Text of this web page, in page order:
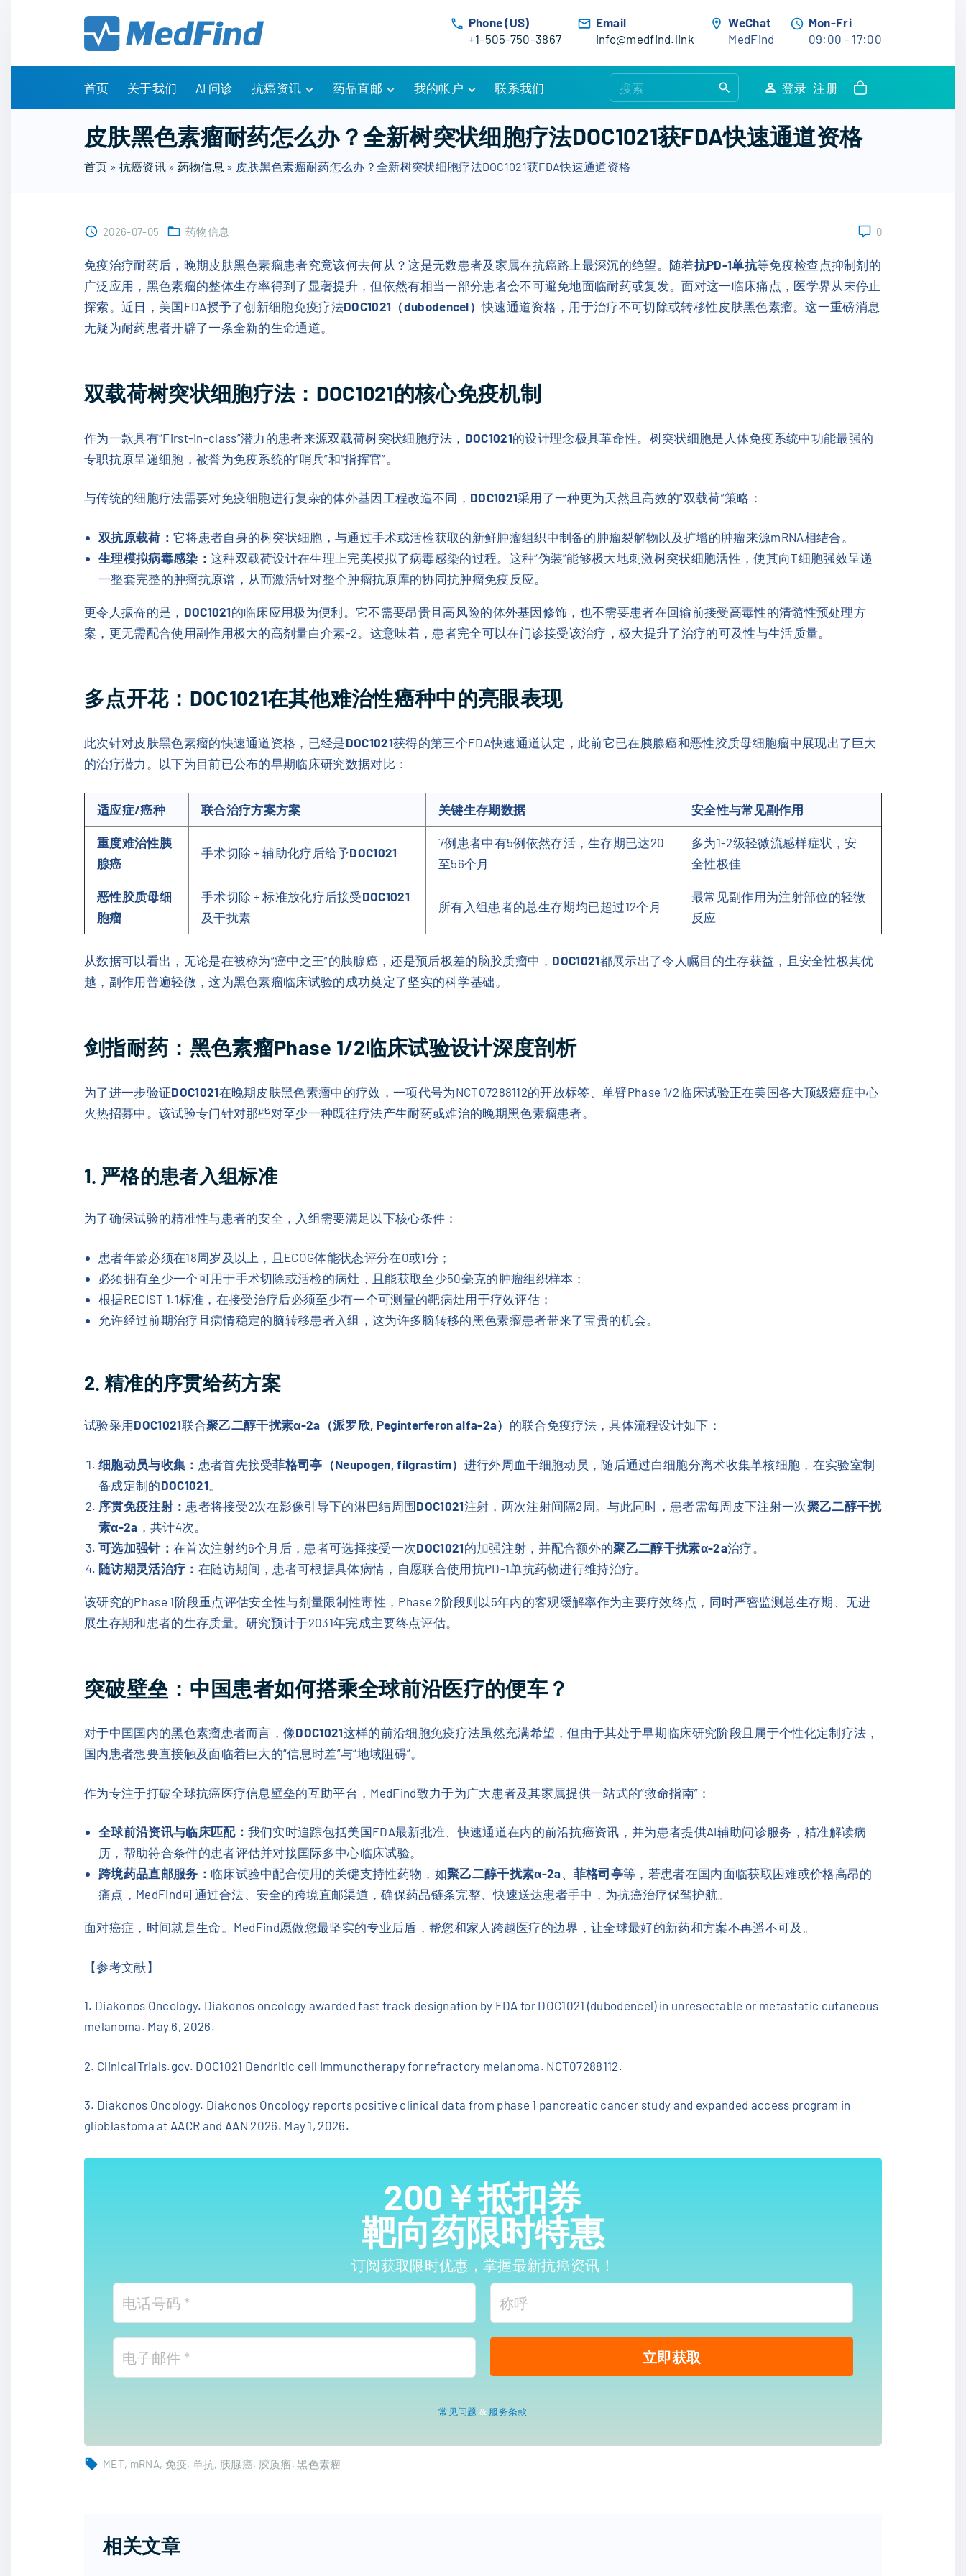
Phone (US)
+1-505-750-3867
Email
info@medfind.link
WeChat
MedFind
Mon-Fri
09:00 - 17:00
首页 关于我们 AI 问诊 抗癌资讯
有问有答
诊疗指南
药物信息
药品直邮
购物车
订单追踪
优惠活动
我的帐户
账户详情
我的订单
联系我们
e
r
:
登录 注册
皮肤黑色素瘤耐药怎么办？全新树突状细胞疗法DOC1021获FDA快速通道资格
首页 » 抗癌资讯» 药物信息 » 皮肤黑色素瘤耐药怎么办？全新树突状细胞疗法DOC1021获FDA快速通道资格
2026-07-05 药物信息 0
免疫治疗耐药后，晚期皮肤黑色素瘤患者究竟该何去何从？这是无数患者及家属在抗癌路上最深沉的绝望。随着抗PD-1单抗等免疫检查点抑制剂的
广泛应用，黑色素瘤的整体生存率得到了显著提升，但依然有相当一部分患者会不可避免地面临耐药或复发。面对这一临床痛点，医学界从未停止
探索。近日，美国FDA授予了创新细胞免疫疗法DOC1021（dubodencel）快速通道资格，用于治疗不可切除或转移性皮肤黑色素瘤。这一重磅消息
无疑为耐药患者开辟了一条全新的生命通道。
双载荷树突状细胞疗法：DOC1021的核心免疫机制
作为一款具有“First-in-class”潜力的患者来源双载荷树突状细胞疗法， DOC1021的设计理念极具革命性。树突状细胞是人体免疫系统中功能最强的
专职抗原呈递细胞，被誉为免疫系统的“哨兵”和“指挥官”。
与传统的细胞疗法需要对免疫细胞进行复杂的体外基因工程改造不同， DOC1021采用了一种更为天然且高效的“双载荷”策略：
双抗原载荷： 它将患者自身的树突状细胞，与通过手术或活检获取的新鲜肿瘤组织中制备的肿瘤裂解物以及扩增的肿瘤来源mRNA相结合。
生理模拟病毒感染： 这种双载荷设计在生理上完美模拟了病毒感染的过程。这种“伪装”能够极大地刺激树突状细胞活性，使其向T细胞强效呈递
一整套完整的肿瘤抗原谱，从而激活针对整个肿瘤抗原库的协同抗肿瘤免疫反应。
更令人振奋的是， DOC1021的临床应用极为便利。它不需要昂贵且高风险的体外基因修饰，也不需要患者在回输前接受高毒性的清髓性预处理方
案，更无需配合使用副作用极大的高剂量白介素-2。这意味着，患者完全可以在门诊接受该治疗，极大提升了治疗的可及性与生活质量。
多点开花：DOC1021在其他难治性癌种中的亮眼表现
此次针对皮肤黑色素瘤的快速通道资格，已经是DOC1021获得的第三个FDA快速通道认定，此前它已在胰腺癌和恶性胶质母细胞瘤中展现出了巨大
的治疗潜力。以下为目前已公布的早期临床研究数据对比：
适应症/癌种 联合治疗方案方案 关键生存期数据 安全性与常见副作用
重度难治性胰
腺癌
手术切除 + 辅助化疗后给予DOC1021
7例患者中有5例依然存活，生存期已达20
至56个月
多为1-2级轻微流感样症状，安
全性极佳
恶性胶质母细
胞瘤
手术切除 + 标准放化疗后接受DOC1021
及干扰素
所有入组患者的总生存期均已超过12个月
最常见副作用为注射部位的轻微
反应
从数据可以看出，无论是在被称为“癌中之王”的胰腺癌，还是预后极差的脑胶质瘤中， DOC1021都展示出了令人瞩目的生存获益，且安全性极其优
越，副作用普遍轻微，这为黑色素瘤临床试验的成功奠定了坚实的科学基础。
剑指耐药：黑色素瘤Phase 1/2临床试验设计深度剖析
为了进一步验证DOC1021在晚期皮肤黑色素瘤中的疗效，一项代号为NCT07288112的开放标签、单臂Phase 1/2临床试验正在美国各大顶级癌症中心
火热招募中。该试验专门针对那些对至少一种既往疗法产生耐药或难治的晚期黑色素瘤患者。
1. 严格的患者入组标准
为了确保试验的精准性与患者的安全，入组需要满足以下核心条件：
患者年龄必须在18周岁及以上，且ECOG体能状态评分在0或1分；
必须拥有至少一个可用于手术切除或活检的病灶，且能获取至少50毫克的肿瘤组织样本；
根据RECIST 1.1标准，在接受治疗后必须至少有一个可测量的靶病灶用于疗效评估；
允许经过前期治疗且病情稳定的脑转移患者入组，这为许多脑转移的黑色素瘤患者带来了宝贵的机会。
2. 精准的序贯给药方案
试验采用DOC1021联合聚乙二醇干扰素α-2a（派罗欣, Peginterferon alfa-2a） 的联合免疫疗法，具体流程设计如下：
细胞动员与收集： 患者首先接受菲格司亭（Neupogen, filgrastim） 进行外周血干细胞动员，随后通过白细胞分离术收集单核细胞，在实验室制
备成定制的DOC1021
序贯免疫注射： 患者将接受2次在影像引导下的淋巴结周围DOC1021注射，两次注射间隔2周。与此同时，患者需每周皮下注射一次聚乙二醇干扰
素α-2a ，共计4次。
可选加强针： 在首次注射约6个月后，患者可选择接受一次DOC1021的加强注射，并配合额外的聚乙二醇干扰素α-2a治疗。
随访期灵活治疗： 在随访期间，患者可根据具体病情，自愿联合使用抗PD-1单抗药物进行维持治疗。
该研究的Phase 1阶段重点评估安全性与剂量限制性毒性，Phase 2阶段则以5年内的客观缓解率作为主要疗效终点，同时严密监测总生存期、无进
展生存期和患者的生存质量。研究预计于2031年完成主要终点评估。
突破壁垒：中国患者如何搭乘全球前沿医疗的便车？
对于中国国内的黑色素瘤患者而言，像DOC1021这样的前沿细胞免疫疗法虽然充满希望，但由于其处于早期临床研究阶段且属于个性化定制疗法，
国内患者想要直接触及面临着巨大的“信息时差”与“地域阻碍”。
作为专注于打破全球抗癌医疗信息壁垒的互助平台，MedFind致力于为广大患者及其家属提供一站式的“救命指南”：
全球前沿资讯与临床匹配： 我们实时追踪包括美国FDA最新批准、快速通道在内的前沿抗癌资讯，并为患者提供AI辅助问诊服务，精准解读病
历，帮助符合条件的患者评估并对接国际多中心临床试验。
跨境药品直邮服务： 临床试验中配合使用的关键支持性药物，如聚乙二醇干扰素α-2a、 菲格司亭等，若患者在国内面临获取困难或价格高昂的
痛点，MedFind可通过合法、安全的跨境直邮渠道，确保药品链条完整、快速送达患者手中，为抗癌治疗保驾护航。
面对癌症，时间就是生命。MedFind愿做您最坚实的专业后盾，帮您和家人跨越医疗的边界，让全球最好的新药和方案不再遥不可及。
【参考文献】
1. Diakonos Oncology. Diakonos oncology awarded fast track designation by FDA for DOC1021 (dubodencel) in unresectable or metastatic cutaneous
melanoma. May 6, 2026.
2. ClinicalTrials.gov. DOC1021 Dendritic cell immunotherapy for refractory melanoma. NCT07288112.
3. Diakonos Oncology. Diakonos Oncology reports positive clinical data from phase 1 pancreatic cancer study and expanded access program in
glioblastoma at AACR and AAN 2026. May 1, 2026.
200￥抵扣券
靶向药限时特惠
订阅获取限时优惠，掌握最新抗癌资讯！
常见问题 & 服务条款
MET mRNA 免疫 单抗 胰腺癌 胶质瘤 黑色素瘤
相关文章